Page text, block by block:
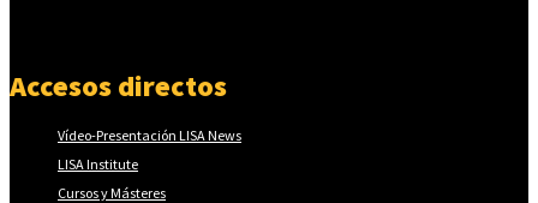
Accesos directos
Vídeo-Presentación LISA News
LISA Institute
Cursos y Másteres